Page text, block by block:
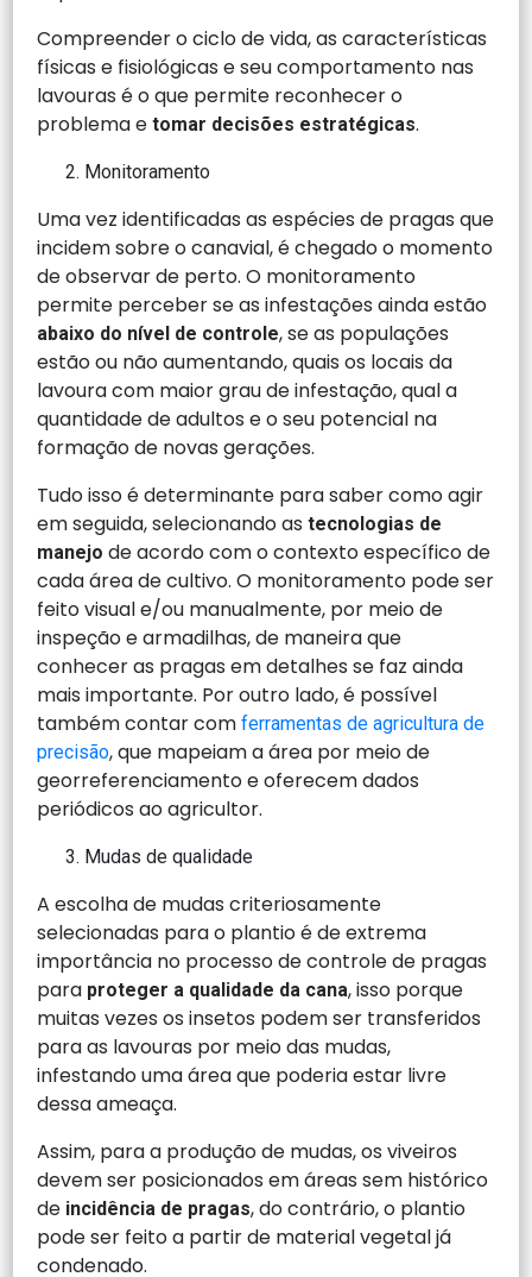
Compreender o ciclo de vida, as características
físicas e fisiológicas e seu comportamento nas
lavouras é o que permite reconhecer o
problema etomar decisões estratégicas.
Monitoramento
Uma vez identificadas as espécies de pragas que
incidem sobre o canavial, é chegado o momento
de observar de perto. O monitoramento
permite perceber se as infestações ainda estão
abaixo do nível de controle, se as populações
estão ou não aumentando, quais os locais da
lavoura com maior grau de infestação, qual a
quantidade de adultos e o seu potencial na
formação de novas gerações.
Tudo isso é determinante para saber como agir
em seguida, selecionando astecnologias de
manejo de acordo com o contexto específico de
cada área de cultivo. O monitoramento pode ser
feito visual e/ou manualmente, por meio de
inspeção e armadilhas, de maneira que
conhecer as pragas em detalhes se faz ainda
mais importante. Por outro lado, é possível
também contar comferramentas de agricultura de
precisão, que mapeiam a área por meio de
georreferenciamento e oferecem dados
periódicos ao agricultor.
Mudas de qualidade
A escolha de mudas criteriosamente
selecionadas para o plantio é de extrema
importância no processo de controle de pragas
para proteger a qualidade da cana, isso porque
muitas vezes os insetos podem ser transferidos
para as lavouras por meio das mudas,
infestando uma área que poderia estar livre
dessa ameaça.
Assim, para a produção de mudas, os viveiros
devem ser posicionados em áreas sem histórico
de incidência de pragas, do contrário, o plantio
pode ser feito a partir de material vegetal já
condenado.